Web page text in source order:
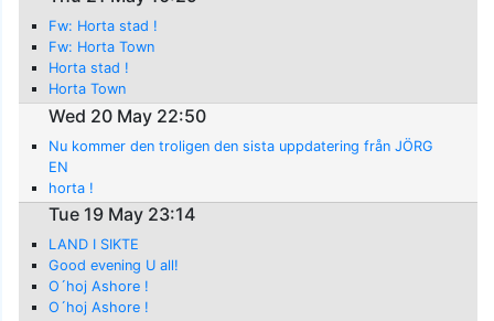
Fw: Horta stad !
Fw: Horta Town
Horta stad !
Horta Town
Wed 20 May 22:50
Nu kommer den troligen den sista uppdatering från JÖRG
EN
horta !
Tue 19 May 23:14
LAND I SIKTE
Good evening U all!
O´hoj Ashore !
O´hoj Ashore !